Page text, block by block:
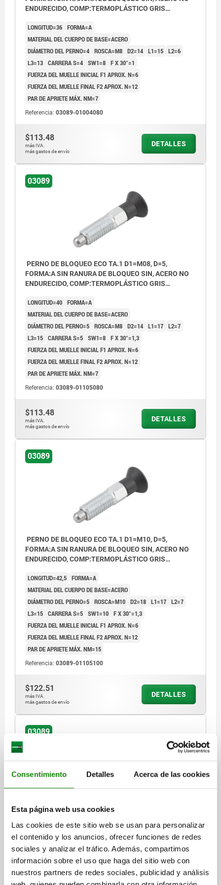
Consentimiento Detalles Acerca de las cookies
Esta página web usa cookies
Las cookies de este sitio web se usan para personalizar
el contenido y los anuncios, ofrecer funciones de redes
sociales y analizar el tráfico. Además, compartimos
información sobre el uso que haga del sitio web con
nuestros partners de redes sociales, publicidad y análisis
ENDURECIDO, COMP:TERMOPLÁSTICO GRIS
LONGITUD=36 FORMA=A
MATERIAL DEL CUERPO DE BASE=ACERO
DIÁMETRO DEL PERNO=4 ROSCA=M8 D2=14 L1=15 L2=6
L3=13 CARRERA S=4 SW1=8 F X 30°=1
FUERZA DEL MUELLE INICIAL F1 APROX. N=6
FUERZA DEL MUELLE FINAL F2 APROX. N=12
PAR DE APRIETE MÁX. NM=7
Referencia: 03089-01004080
$113.48
más IVA.
más gastos de envío
DETALLES
03089
PERNO DE BLOQUEO ECO TA.1 D1=M08, D=5,
FORMA:A SIN RANURA DE BLOQUEO SIN, ACERO NO
ENDURECIDO, COMP:TERMOPLÁSTICO GRIS
LONGITUD=40 FORMA=A
MATERIAL DEL CUERPO DE BASE=ACERO
DIÁMETRO DEL PERNO=5 ROSCA=M8 D2=14 L1=17 L2=7
L3=15 CARRERA S=5 SW1=8 F X 30°=1,3
FUERZA DEL MUELLE INICIAL F1 APROX. N=6
FUERZA DEL MUELLE FINAL F2 APROX. N=12
PAR DE APRIETE MÁX. NM=7
Referencia: 03089-01105080
$113.48
más IVA.
más gastos de envío
DETALLES
03089
PERNO DE BLOQUEO ECO TA.1 D1=M10, D=5,
FORMA:A SIN RANURA DE BLOQUEO SIN, ACERO NO
ENDURECIDO, COMP:TERMOPLÁSTICO GRIS
LONGITUD=42,5 FORMA=A
MATERIAL DEL CUERPO DE BASE=ACERO
DIÁMETRO DEL PERNO=5 ROSCA=M10 D2=18 L1=17 L2=7
L3=15 CARRERA S=5 SW1=10 F X 30°=1,3
FUERZA DEL MUELLE INICIAL F1 APROX. N=6
FUERZA DEL MUELLE FINAL F2 APROX. N=12
PAR DE APRIETE MÁX. NM=15
Referencia: 03089-01105100
$122.51
más IVA.
más gastos de envío
DETALLES
03089
PERNO DE BLOQUEO ECO TA.2 D1=M10, D=6,
FORMA:A SIN RANURA DE BLOQUEO SIN, ACERO NO
ENDURECIDO, COMP:TERMOPLÁSTICO GRIS
LONGITUD=47,5 FORMA=A
MATERIAL DEL CUERPO DE BASE=ACERO
DIÁMETRO DEL PERNO=6 ROSCA=M10 D2=18 L1=20
L2=8